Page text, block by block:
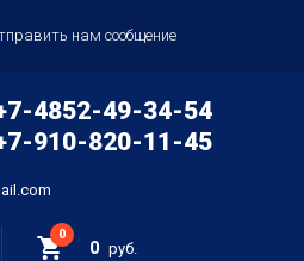
нам сообщение
4852-49-34-54
910-820-11-45
0
0 руб.